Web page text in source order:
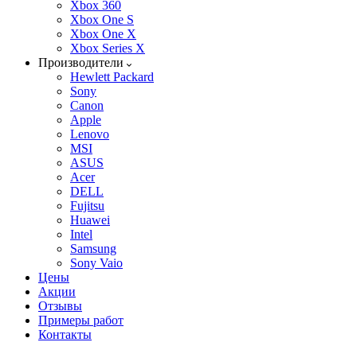
Xbox 360
Xbox One S
Xbox One X
Xbox Series X
Производители
Hewlett Packard
Sony
Canon
Apple
Lenovo
MSI
ASUS
Acer
DELL
Fujitsu
Huawei
Intel
Samsung
Sony Vaio
Цены
Акции
Отзывы
Примеры работ
Контакты